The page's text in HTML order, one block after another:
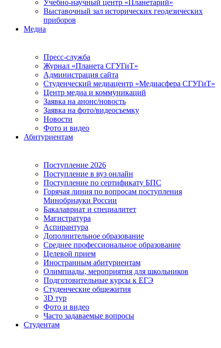
Учебно-научный центр «Планетарий»
Выставочный зал исторических геодезических
приборов
Медиа
Пресс-служба
Журнал «Планета СГУГиТ»
Администрация сайта
Студенческий медиацентр «Медиасфера СГУГиТ»
Центр медиа и коммуникаций
Заявка на анонс/новость
Заявка на фото/видеосъемку
Новости
Фото и видео
Абитуриентам
Поступление 2026
Поступление в вуз онлайн
Поступление по сертификату БПС
Горячая линия по вопросам поступления
Минобрнауки России
Бакалавриат и специалитет
Магистратура
Аспирантура
Дополнительное образование
Среднее профессиональное образование
Целевой прием
Иностранным абитуриентам
Олимпиады, мероприятия для школьников
Подготовительные курсы к ЕГЭ
Студенческие общежития
3D тур
Фото и видео
Часто задаваемые вопросы
Студентам